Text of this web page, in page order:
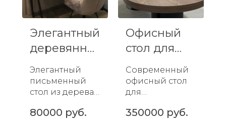
Элегантный
деревянно-
металличес
кий пи...
Элегантный
письменный
стол из дерева
полками –
80000 руб.
Офисный
стол для
переговоро
в из дерев...
Современный
офисный стол
для
дерева с
350000 руб.